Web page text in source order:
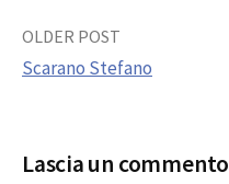
Post
OLDER POST
Scarano Stefano
Lascia un commento